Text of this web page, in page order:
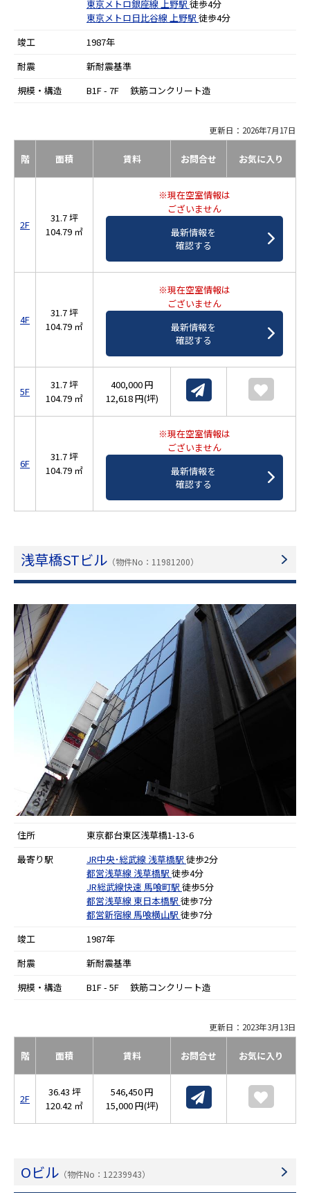
東京メトロ銀座線上野駅 徒歩4分
東京メトロ日比谷線上野駅 徒歩4分
竣工
1987年
耐震
新耐震基準
規模・構造
B1F - 7F 鉄筋コンクリート造
更新日：2026年7月17日
階 面積 賃料 お問合せ お気に入り
2F
31.7 坪
104.79 ㎡
※現在空室情報は
ございません
最新情報を
確認する
4F
31.7 坪
104.79 ㎡
※現在空室情報は
ございません
最新情報を
確認する
5F
31.7 坪
104.79 ㎡
400,000 円
12,618 円(坪)
6F
31.7 坪
104.79 ㎡
※現在空室情報は
ございません
最新情報を
確認する
浅草橋STビル （物件No：11981200）
住所
東京都台東区浅草橋1-13-6
最寄り駅
JR中央･総武線 浅草橋駅 徒歩2分
都営浅草線 浅草橋駅 徒歩4分
JR総武線快速 馬喰町駅 徒歩5分
都営浅草線 東日本橋駅 徒歩7分
都営新宿線馬喰横山駅 徒歩7分
竣工
1987年
耐震
新耐震基準
規模・構造
B1F - 5F 鉄筋コンクリート造
更新日：2023年3月13日
階 面積 賃料 お問合せ お気に入り
2F
36.43 坪
120.42 ㎡
546,450 円
15,000 円(坪)
Oビル （物件No：12239943）